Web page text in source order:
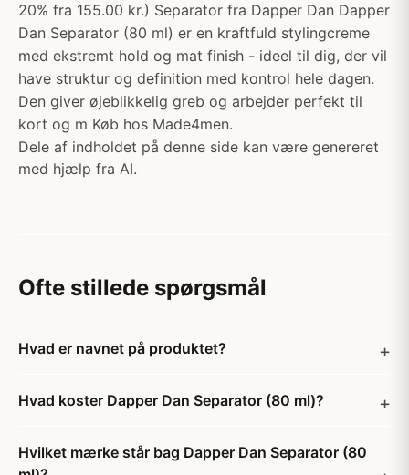
20% fra 155.00 kr.) Separator fra Dapper Dan Dapper
Dan Separator (80 ml) er en kraftfuld stylingcreme
med ekstremt hold og mat finish - ideel til dig, der vil
have struktur og definition med kontrol hele dagen.
Den giver øjeblikkelig greb og arbejder perfekt til
kort og m Køb hos Made4men.
Dele af indholdet på denne side kan være genereret
med hjælp fra AI.
Ofte stillede spørgsmål
Hvad er navnet på produktet?
Hvad koster Dapper Dan Separator (80 ml)?
Hvilket mærke står bag Dapper Dan Separator (80